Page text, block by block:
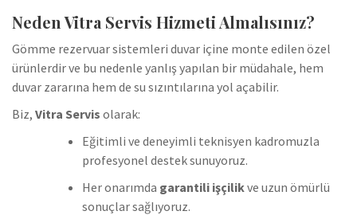
Neden Vitra Servis Hizmeti Almalısınız?
Gömme rezervuar sistemleri duvar içine monte edilen özel
ürünlerdir ve bu nedenle yanlış yapılan bir müdahale, hem
duvar zararına hem de su sızıntılarına yol açabilir.
Biz, Vitra Servis olarak:
Eğitimli ve deneyimli teknisyen kadromuzla
profesyonel destek sunuyoruz.
Her onarımda garantili işçilikve uzun ömürlü
sonuçlar sağlıyoruz.